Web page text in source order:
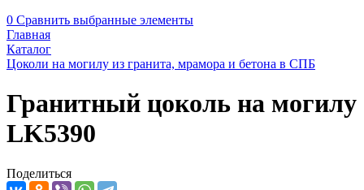
0 Сравнить выбранные элементы
Главная
Каталог
Цоколи на могилу из гранита, мрамора и бетона в СПБ
Гранитный цоколь на могилу
LK5390
Поделиться